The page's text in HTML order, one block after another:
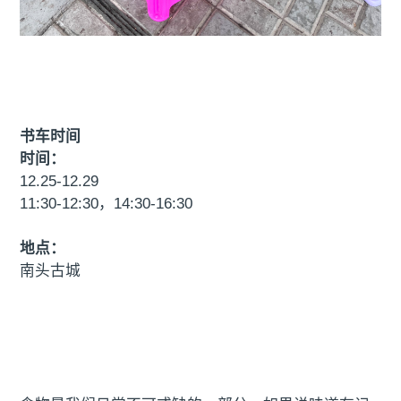
书车时间
时间：
12.25-12.29
11:30-12:30，14:30-16:30
地点：
南头古城